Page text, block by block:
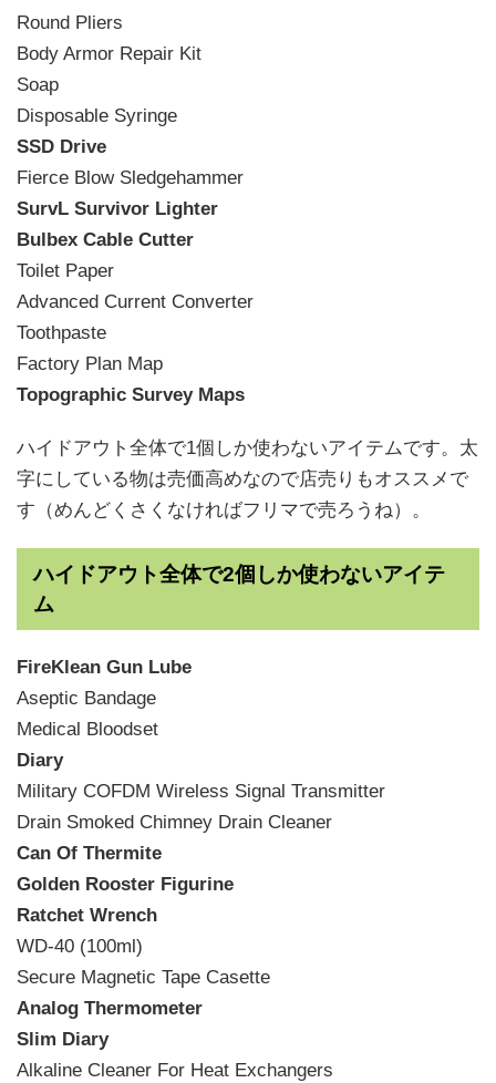
Round Pliers
Body Armor Repair Kit
Soap
Disposable Syringe
SSD Drive
Fierce Blow Sledgehammer
SurvL Survivor Lighter
Bulbex Cable Cutter
Toilet Paper
Advanced Current Converter
Toothpaste
Factory Plan Map
Topographic Survey Maps
ハイドアウト全体で1個しか使わないアイテムです。太
字にしている物は売価高めなので店売りもオススメで
す（めんどくさくなければフリマで売ろうね）。
ハイドアウト全体で2個しか使わないアイテ
ム
FireKlean Gun Lube
Aseptic Bandage
Medical Bloodset
Diary
Military COFDM Wireless Signal Transmitter
Drain Smoked Chimney Drain Cleaner
Can Of Thermite
Golden Rooster Figurine
Ratchet Wrench
WD-40 (100ml)
Secure Magnetic Tape Casette
Analog Thermometer
Slim Diary
Alkaline Cleaner For Heat Exchangers